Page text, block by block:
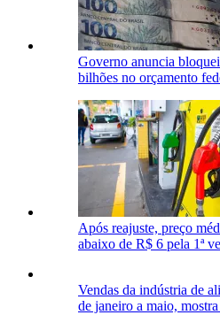
Governo anuncia
bilhões no orçamento
Após reajuste, preço
abaixo de R$ 6 pela 1ª
Vendas da indústria de
de janeiro a maio, mostra